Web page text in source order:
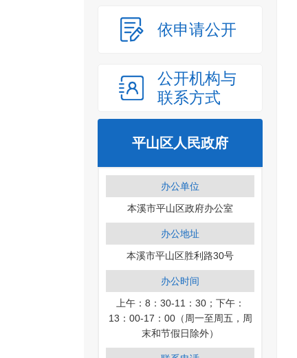
依申请公开
公开机构与
联系方式
平山区人民政府
办公单位
本溪市平山区政府办公室
办公地址
本溪市平山区胜利路30号
办公时间
上午：8：30-11：30；下午：
13：00-17：00（周一至周五，周
末和节假日除外）